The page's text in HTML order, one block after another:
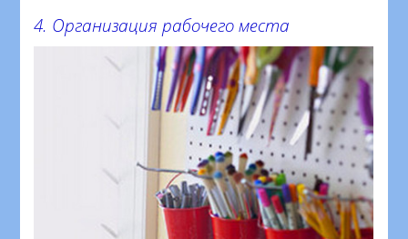
4. Организация рабочего места